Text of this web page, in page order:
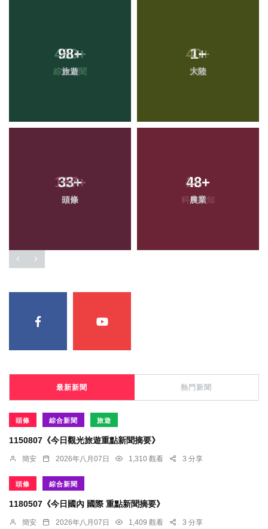
98+
旅遊
1+
大陸
33+
頭條
48+
農業
最新新聞 熱門新聞
頭條 綜合新聞 旅遊
1150807《今日觀光旅遊重點新聞摘要》
簡安 2026年八月07日 1,310 觀看 3 分享
頭條 綜合新聞
1180507《今日國內 國際 重點新聞摘要》
簡安 2026年八月07日 1,409 觀看 3 分享